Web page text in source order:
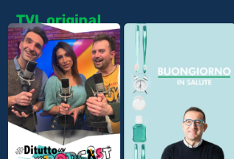
TVL original